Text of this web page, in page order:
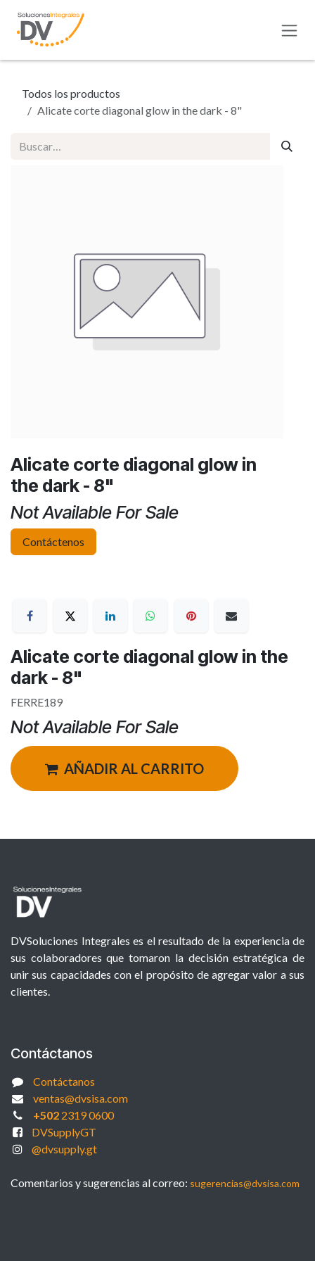
Todos los productos
Alicate corte diagonal glow in the dark - 8"
Alicate corte diagonal glow in
the dark - 8"
Not Available For Sale
Contáctenos
Alicate corte diagonal glow in the
dark - 8"
FERRE189
Not Available For Sale
AÑADIR AL CARRITO
DVSoluciones Integrales es el resultado de la experiencia de
sus colaboradores que tomaron la decisión estratégica de
unir sus capacidades con el propósito de agregar valor a sus
clientes.
Contáctanos
Contáctanos
ventas@dvsisa.com
+5022319 0600
DVSupplyGT
@dvsupply.gt
Comentarios y sugerencias al correo: sugerencias@dvsisa.com